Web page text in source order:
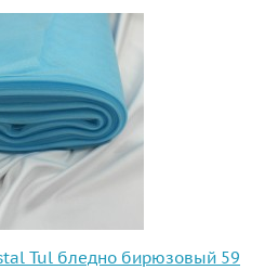
Tul бледно бирюзовый 59